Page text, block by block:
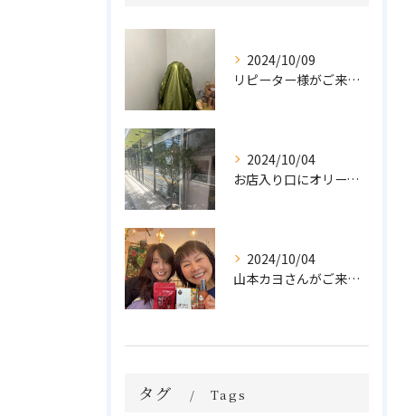
2024/10/09
リピーター様がご来店🌿オーガニックよもぎハーブ蒸し
2024/10/04
お店入り口にオリーブの木を置きました🌲
2024/10/04
山本カヨさんがご来店💓
タグ Tags